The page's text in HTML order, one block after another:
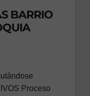
BARRIO
Proceso